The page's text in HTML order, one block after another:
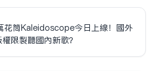
花筒Kaleidoscope今日上線！國外
限制聽國內新歌？